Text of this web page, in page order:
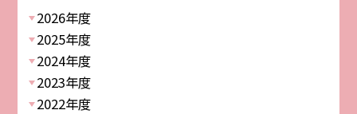
2026年度
2025年度
2024年度
2023年度
2022年度